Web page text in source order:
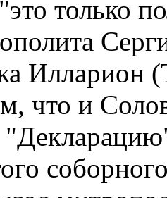
только
Илларион
что и